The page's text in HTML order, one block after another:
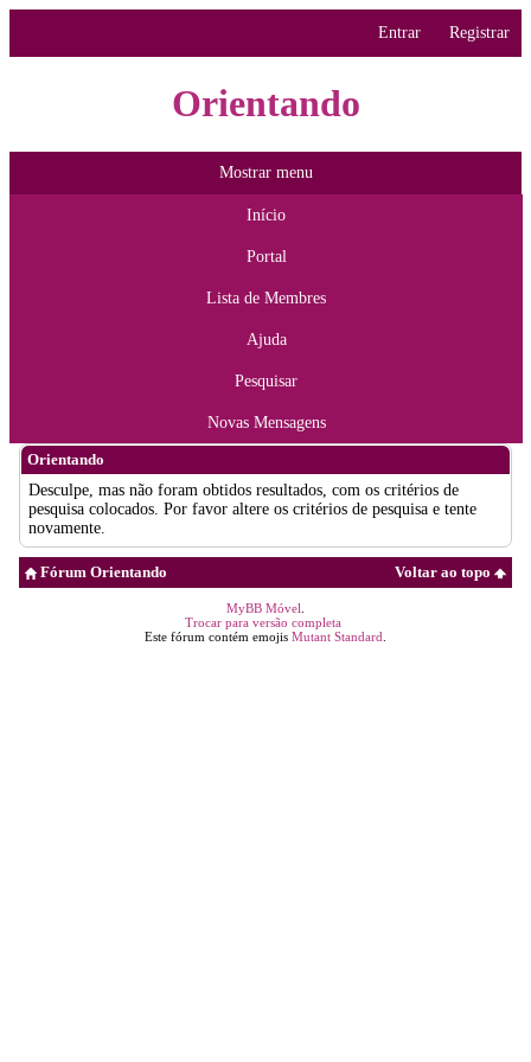
Entrar Registrar
Orientando
Mostrar menu
Início
Portal
Lista de Membres
Ajuda
Pesquisar
Novas Mensagens
Orientando
Desculpe, mas não foram obtidos resultados, com os critérios de
pesquisa colocados. Por favor altere os critérios de pesquisa e tente
novamente.
Voltar ao topo
Fórum Orientando
MyBB Móvel
Trocar para versão completa
Este fórum contém emojis Mutant Standard